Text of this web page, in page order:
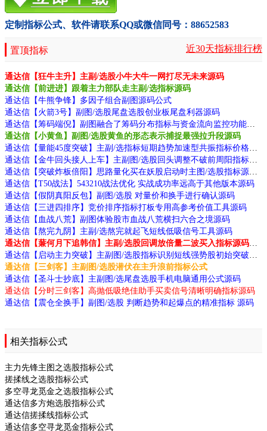
定制指标公式、软件请联系QQ或微信同号：88652583
置顶指标 近30天指标排行榜
通达信【狂牛主升】主副/选股小牛大牛一网打尽无未来源码
通达信【前进进】跟着主力部队走主副/选指标源码
通达信【牛熊争锋】多因子组合副图源码公式
通达信【火箭3号】副图/选股尾盘选股创业板尾盘利器源码
通达信【筹码端倪】副图融合了筹码分布指标与资金流向监控功能源码
通达信【小黄鱼】副图/选股黄鱼的形态表示捕捉最强拉升段源码
通达信【量能45度突破】主副/选指标短期趋势加速型共振指标价格趋势陡峭度源码
通达信【金牛回头接人上车】主副图/选股回头调整不破前周阳指标动源码
通达信【突破炸板倍阳】思路量化买在妖股启动时主图/选股指标源码
通达信【T50战法】543210战法优化 实战成功率远高于其他版本源码
通达信【假阴真阳反包】副图/选股 对量价和换手进行确认源码
通达信【三进四排序】竞价排序指标打板专用高参考价值工具源码
通达信【血战八荒】副图体验股市血战八荒横扫六合之境源码
通达信【熬完九阴】主副/选熬完就起飞短线低吸信号工具源码
通达信【蒹何月下追韩信】主副/选股回调放倍量二波买入指标源码分享
通达信【启动主力突破】主副图/选股指标识别短线强势股初始突破点的买入机会源码
通达信【三剑客】主副图/选股潜伏在主升浪前指标公式
通达信【圣斗士抄底】主副图/选尾盘选股手机电脑通用公式源码
通达信【分时三剑客】高抛低吸绝佳助手买卖信号清晰明确指标源码
通达信【震仓全换手】副图/选股 判断趋势和起爆点的精准指标 源码
相关指标公式
主力先锋主图之选股指标公式
搓揉线之选股指标公式
多空寻龙觅金之选股指标公式
通达信多方炮选股指标公式
通达信搓揉线指标公式
通达信多空寻龙觅金指标公式